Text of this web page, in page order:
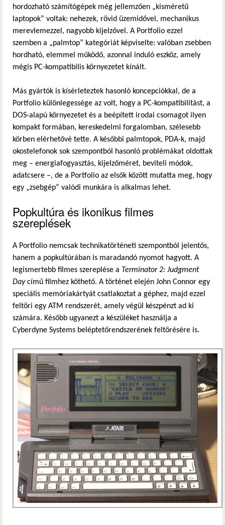
hordozható számítógépek még jellemzően „kisméretű
laptopok” voltak: nehezek, rövid üzemidővel, mechanikus
merevlemezzel, nagyobb kijelzővel. A Portfolio ezzel
szemben a „palmtop” kategóriát képviselte: valóban zsebben
hordható, elemmel működő, azonnal induló eszköz, amely
mégis PC-kompatibilis környezetet kínált.
Más gyártók is kísérleteztek hasonló koncepciókkal, de a
Portfolio különlegessége az volt, hogy a PC-kompatibilitást, a
DOS-alapú környezetet és a beépített irodai csomagot ilyen
kompakt formában, kereskedelmi forgalomban, szélesebb
körben elérhetővé tette. A későbbi palmtopok, PDA-k, majd
okostelefonok sok szempontból hasonló problémákat oldottak
meg – energiafogyasztás, kijelzőméret, beviteli módok,
adatcsere –, de a Portfolio az elsők között mutatta meg, hogy
egy „zsebgép” valódi munkára is alkalmas lehet.
Popkultúra és ikonikus filmes
szereplések
A Portfolio nemcsak technikatörténeti szempontból jelentős,
hanem a popkultúrában is maradandó nyomot hagyott. A
legismertebb filmes szereplése a Terminator 2: Judgment
Daycímű filmhez köthető. A történet elején John Connor egy
speciális memóriakártyát csatlakoztat a géphez, majd ezzel
feltöri egy ATM rendszerét, amely végül készpénzt ad ki
számára. Később ugyanezt a készüléket használja a
Cyberdyne Systems beléptetőrendszerének feltörésére is.